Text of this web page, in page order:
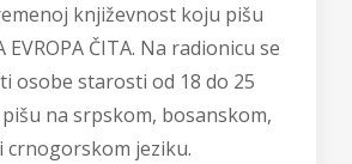
književnost koju pišu
EVROPA ČITA. Na radionicu se
osobe starosti od 18 do 25
na srpskom, bosanskom,
crnogorskom jeziku.